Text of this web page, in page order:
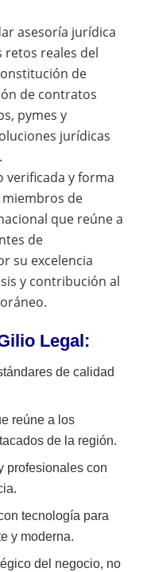
asesoría jurídica
retos reales del
de
de contratos
pymes y
jurídicas
verificada y forma
de
que reúne a
de
su excelencia
y contribución al
Legal :
de calidad
reúne a los
de la región.
profesionales con
tecnología para
y moderna.
del negocio, no